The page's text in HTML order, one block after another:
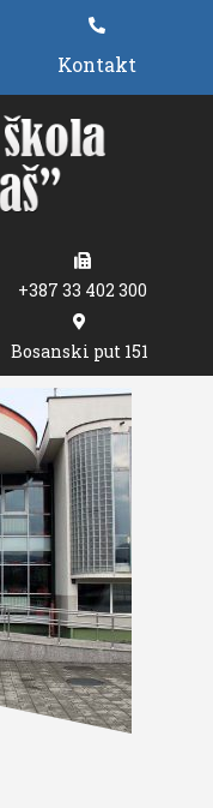
Kontakt
+387 33 402 300
Bosanski put 151